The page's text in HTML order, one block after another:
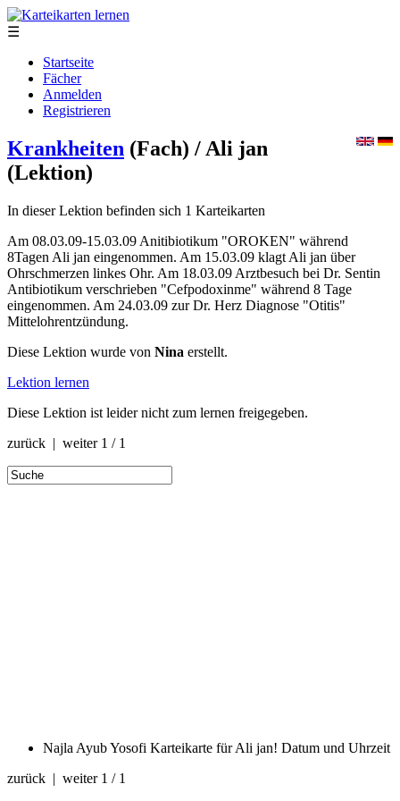
☰
Startseite
Fächer
Anmelden
Registrieren
Krankheiten (Fach) / Ali jan
(Lektion)
In dieser Lektion befinden sich 1 Karteikarten
Am 08.03.09-15.03.09 Anitibiotikum "OROKEN" während
8Tagen Ali jan eingenommen. Am 15.03.09 klagt Ali jan über
Ohrschmerzen linkes Ohr. Am 18.03.09 Arztbesuch bei Dr. Sentin
Antibiotikum verschrieben "Cefpodoxinme" während 8 Tage
eingenommen. Am 24.03.09 zur Dr. Herz Diagnose "Otitis"
Mittelohrentzündung.
Diese Lektion wurde von Nina erstellt.
Lektion lernen
Diese Lektion ist leider nicht zum lernen freigegeben.
zurück | weiter 1 / 1
Najla Ayub Yosofi Karteikarte für Ali jan! Datum und Uhrzeit
zurück | weiter 1 / 1